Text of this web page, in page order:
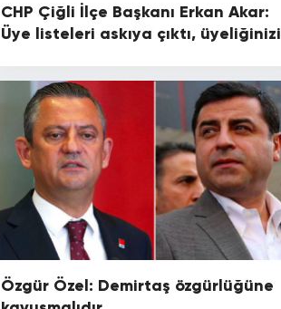
CHP Çiğli İlçe Başkanı Erkan Akar:
Üye listeleri askıya çıktı, üyeliğinizi
Özgür Özel: Demirtaş özgürlüğüne